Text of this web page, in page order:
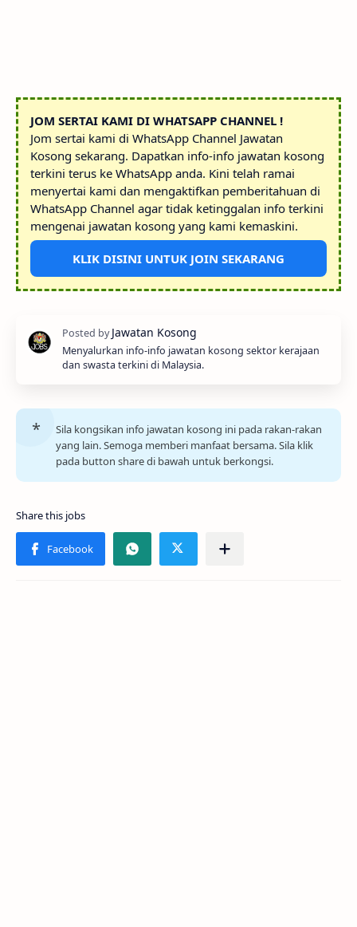
JOM SERTAI KAMI DI WHATSAPP CHANNEL !
Jom sertai kami di WhatsApp Channel Jawatan
Kosong sekarang. Dapatkan info-info jawatan kosong
terkini terus ke WhatsApp anda. Kini telah ramai
menyertai kami dan mengaktifkan pemberitahuan di
WhatsApp Channel agar tidak ketinggalan info terkini
mengenai jawatan kosong yang kami kemaskini.
KLIK DISINI UNTUK JOIN SEKARANG
Menyalurkan info-info jawatan kosong sektor kerajaan
dan swasta terkini di Malaysia.
Sila kongsikan info jawatan kosong ini pada rakan-rakan
yang lain. Semoga memberi manfaat bersama. Sila klik
pada button share di bawah untuk berkongsi.